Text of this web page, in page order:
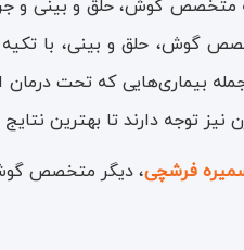
متخصص گوش، حلق و بینی و
گوش، حلق و بینی، با
جمله بیماری‌هایی که تحت
نیز توجه دارند تا بهترین
فرشچی، دیگر متخصص